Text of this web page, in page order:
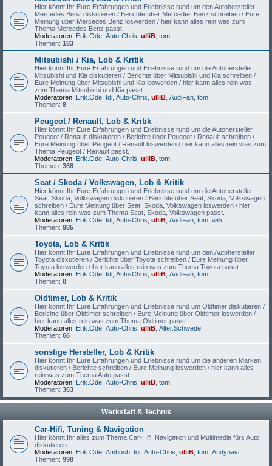
Hier könnt Ihr Eure Erfahrungen und Erlebnisse rund um den Autohersteller
Mercedes Benz diskutieren / Berichte über Mercedes Benz schreiben / Eure
Meinung über Mercedes Benz loswerden / hier kann alles rein was zum
Thema Mercedes Benz passt.
Moderatoren: Erik.Ode Auto-Chris ulliB tom
Themen: 183
Mitsubishi / Kia, Lob & Kritik
Hier könnt Ihr Eure Erfahrungen und Erlebnisse rund um die Autohersteller
Mitsubishi und Kia diskutieren / Berichte über Mitsubishi und Kia schreiben /
Eure Meinung über Mitsubishi und Kia loswerden / hier kann alles rein was
zum Thema Mitsubishi und Kia passt.
Moderatoren: Erik.Ode tdi Auto-Chris ulliB AudiFan tom
Themen: 8
Peugeot / Renault, Lob & Kritik
Hier könnt Ihr Eure Erfahrungen und Erlebnisse rund um die Autohersteller
Peugeot / Renault diskutieren / Berichte über Peugeot / Renault schreiben /
Eure Meinung über Peugeot / Renault loswerden / hier kann alles rein was zum
Thema Peugeot / Renault passt.
Moderatoren: Erik.Ode Auto-Chris ulliB tom
Themen: 368
Seat / Skoda / Volkswagen, Lob & Kritik
Hier könnt Ihr Eure Erfahrungen und Erlebnisse rund um die Autohersteller
Seat, Skoda, Volkswagen diskutieren / Berichte über Seat, Skoda, Volkswagen
schreiben / Eure Meinung über Seat, Skoda, Volkswagen loswerden / hier
kann alles rein was zum Thema Seat, Skoda, Volkswagen passt.
Moderatoren: Erik.Ode tdi Auto-Chris ulliB AudiFan tom willi
Themen: 985
Toyota, Lob & Kritik
Hier könnt Ihr Eure Erfahrungen und Erlebnisse rund um den Autohersteller
Toyota diskutieren / Berichte über Toyota schreiben / Eure Meinung über
Toyota loswerden / hier kann alles rein was zum Thema Toyota passt.
Moderatoren: Erik.Ode tdi Auto-Chris ulliB AudiFan tom
Themen: 8
Oldtimer, Lob & Kritik
Hier könnt Ihr Eure Erfahrungen und Erlebnisse rund um Oldtimer diskutieren /
Berichte über Oldtimer schreiben / Eure Meinung über Oldtimer loswerden /
hier kann alles rein was zum Thema Oldtimer passt.
Moderatoren: Erik.Ode Auto-Chris ulliB Alter.Schwede
Themen: 66
sonstige Hersteller, Lob & Kritik
Hier könnt Ihr Eure Erfahrungen und Erlebnisse rund um die anderen Marken
diskutieren / Berichte schreiben / Eure Meinung loswerden / hier kann alles
rein was zum Thema Auto passt.
Moderatoren: Erik.Ode Auto-Chris ulliB tom
Themen: 363
Werkstatt & Technik
Car-Hifi, Tuning & Navigation
Hier könnt Ihr alles zum Thema Car-Hifi, Navigation und Multimedia fürs Auto
diskutieren.
Moderatoren: Erik.Ode Ambush tdi Auto-Chris ulliB tom Andynavi
Themen: 998